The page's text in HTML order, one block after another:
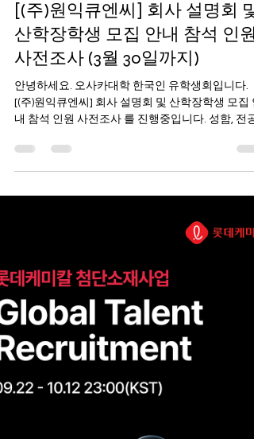
한국인유학생회 오사카대학
3월 30일
1분 분량
[(주)원익큐엔씨] 회사 설명회 및
산학장학생 모집 안내 참석 인원
사전조사 (3월 30일까지)
[(주)원익큐엔씨] 회사 설명회 및 산학장학생 모집
아래의 일정 확인 후, 참석을 희망하시는 분은 본 메
일 이후, 참석이 결정되는 분은 이미지의 QR코드를
통해 신청 후 참석 부탁드립니다. 학생 여러분의 많
참고해 주시기 바랍니다. 감사합니다. ------ 안녕하
에도 오사카대학에서 회사 설명회를 개최하고자 합
개발 인재에게 채용 설명회를 진행하고자 하며, 상
내용은 첨부파일을 통하여 확인하실 수 있습니다.
용 설명회 개요 - 일정 : 26년 4월 9일 오전